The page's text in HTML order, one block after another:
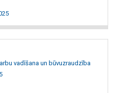
vadīšana un būvuzraudzība